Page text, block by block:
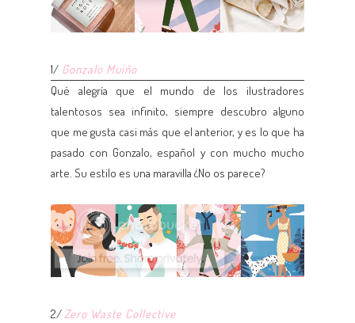
1/ Gonzalo Muiño
Qué alegría que el mundo de los ilustradores
talentosos sea infinito, siempre descubro alguno
que me gusta casi más que el anterior, y es lo que ha
pasado con Gonzalo, español y con mucho mucho
arte. Su estilo es una maravilla ¿No os parece?
2/ Zero Waste Collective